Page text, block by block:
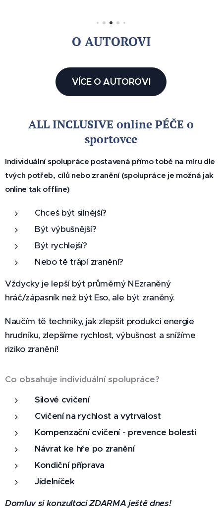
kotníků
, kolen
chceš
takový
předejí
Od teď
budeš
vědět,
co ve
tomu
t a sílu
e:
O AUTOROVI
VÍCE O AUTOROVI
ALL INCLUSIVE online PÉČE o
sportovce
Individuální spolupráce postavená přímo tobě na míru dle
tvých potřeb, cílů nebo zranění (spolupráce je možná jak
online tak offline)
Chceš být silnější?
Být výbušnější?
Být rychlejší?
Nebo tě trápí zranění?
Vždycky je lepší být průměrný NEzraněný
hráč/zápasník než být Eso, ale být zraněný.
Naučím tě techniky, jak zlepšit produkci energie
hrudníku, zlepšíme rychlost, výbušnost a snížíme
riziko zranění!
Co obsahuje individuální spolupráce?
Silové cvičení
Cvičení na rychlost a vytrvalost
Kompenzační cvičení - prevence bolesti
Návrat ke hře po zranění
Kondiční příprava
Jídelníček
Domluv si konzultaci ZDARMA ještě dnes!